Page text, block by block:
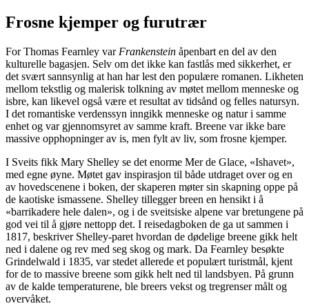
Frosne kjemper og furutrær
For Thomas Fearnley var Frankenstein åpenbart en del av den
kulturelle bagasjen. Selv om det ikke kan fastlås med sikkerhet, er
det svært sannsynlig at han har lest den populære romanen. Likheten
mellom tekstlig og malerisk tolkning av møtet mellom menneske og
isbre, kan likevel også være et resultat av tidsånd og felles natursyn.
I det romantiske verdenssyn inngikk menneske og natur i samme
enhet og var gjennomsyret av samme kraft. Breene var ikke bare
massive opphopninger av is, men fylt av liv, som frosne kjemper.
I Sveits fikk Mary Shelley se det enorme Mer de Glace, «Ishavet»,
med egne øyne. Møtet gav inspirasjon til både utdraget over og en
av hovedscenene i boken, der skaperen møter sin skapning oppe på
de kaotiske ismassene. Shelley tillegger breen en hensikt i å
«barrikadere hele dalen», og i de sveitsiske alpene var bretungene på
god vei til å gjøre nettopp det. I reisedagboken de ga ut sammen i
1817, beskriver Shelley-paret hvordan de dødelige breene gikk helt
ned i dalene og rev med seg skog og mark. Da Fearnley besøkte
Grindelwald i 1835, var stedet allerede et populært turistmål, kjent
for de to massive breene som gikk helt ned til landsbyen. På grunn
av de kalde temperaturene, ble breers vekst og tregrenser målt og
overvåket.